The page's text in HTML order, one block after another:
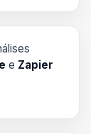
e Zapier